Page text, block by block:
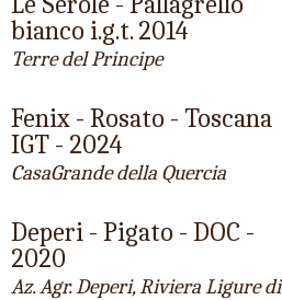
bianco i.g.t. 2014
Terre del Principe
Fenix - Rosato - Toscana
IGT - 2024
CasaGrande della Quercia
Deperi - Pigato - DOC -
2020
Az. Agr. Deperi, Riviera Ligure di